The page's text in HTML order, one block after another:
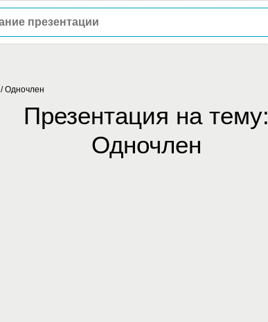
/Одночлен
Презентация на тему:
Одночлен